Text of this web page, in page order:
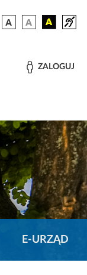
ZALOGUJ
E-URZĄD